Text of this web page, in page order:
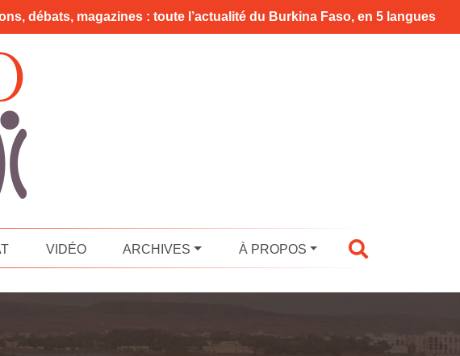
débats, magazines : toute l’actualité du Burkina Faso, en 5 langues
VIDÉO ARCHIVES À PROPOS